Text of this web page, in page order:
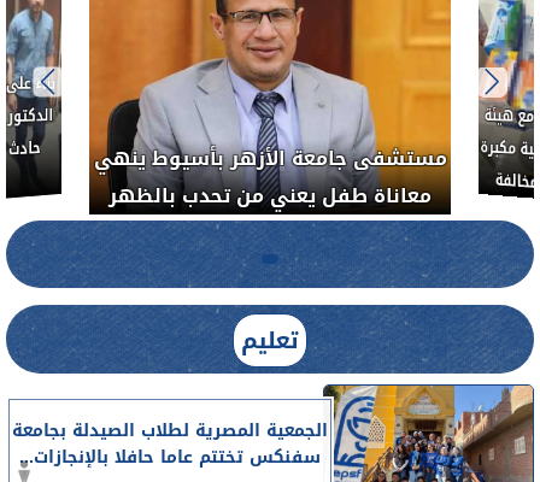
بناءً
حادث
مستشفى جامعة الأزهر بأسيوط ينهي
معاناة طفل يعني من تحدب بالظهر
هيئة
مكبرة
تعليم
الجمعية المصرية لطلاب الصيدلة بجامعة
سفنكس تختتم عاما حافلا بالإنجازات...